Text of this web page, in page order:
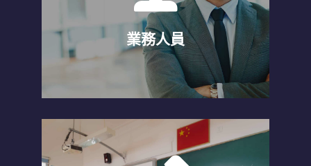
業務人員
透過桌遊快速聚焦團隊目標，了解自己如
何快速達標！